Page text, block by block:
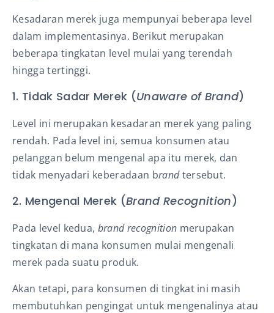
Kesadaran merek juga mempunyai beberapa level
dalam implementasinya. Berikut merupakan
beberapa tingkatan level mulai yang terendah
hingga tertinggi.
1. Tidak Sadar Merek (Unaware of Brand)
Level ini merupakan kesadaran merek yang paling
rendah. Pada level ini, semua konsumen atau
pelanggan belum mengenal apa itu merek, dan
tidak menyadari keberadaan brandtersebut.
2. Mengenal Merek (Brand Recognition)
Pada level kedua, brand recognition merupakan
tingkatan di mana konsumen mulai mengenali
merek pada suatu produk.
Akan tetapi, para konsumen di tingkat ini masih
membutuhkan pengingat untuk mengenalinya atau